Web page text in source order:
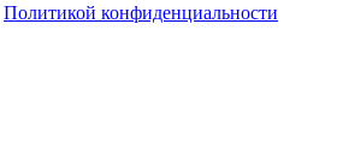
Политикой конфиденциальности